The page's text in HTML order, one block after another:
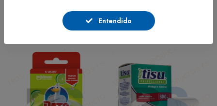
IVA incluido
En stock
Entendido